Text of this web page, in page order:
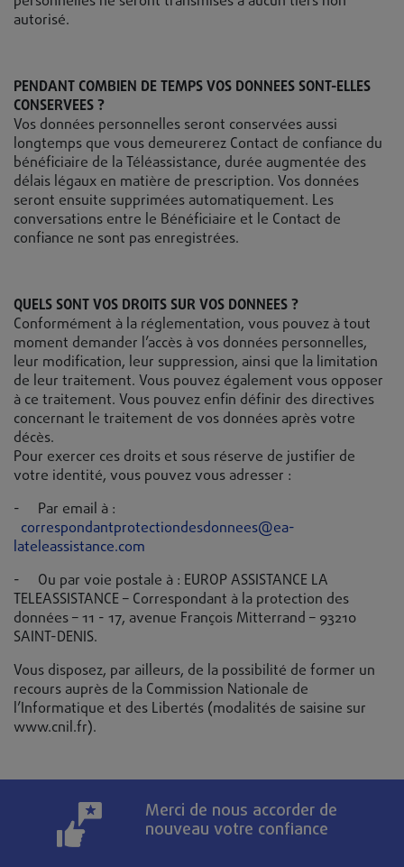
autorisé.
PENDANT COMBIEN DE TEMPS VOS DONNEES SONT-ELLES
CONSERVEES ?
Vos données personnelles seront conservées aussi
longtemps que vous demeurerez Contact de confiance du
bénéficiaire de la Téléassistance, durée augmentée des
délais légaux en matière de prescription. Vos données
seront ensuite supprimées automatiquement. Les
conversations entre le Bénéficiaire et le Contact de
confiance ne sont pas enregistrées.
QUELS SONT VOS DROITS SUR VOS DONNEES ?
Conformément à la réglementation, vous pouvez à tout
moment demander l’accès à vos données personnelles,
leur modification, leur suppression, ainsi que la limitation
de leur traitement. Vous pouvez également vous opposer
à ce traitement. Vous pouvez enfin définir des directives
concernant le traitement de vos données après votre
décès.
Pour exercer ces droits et sous réserve de justifier de
votre identité, vous pouvez vous adresser :
- Par email à :
correspondantprotectiondesdonnees@ea-
lateleassistance.com
- Ou par voie postale à : EUROP ASSISTANCE LA
TELEASSISTANCE – Correspondant à la protection des
données – 11 - 17, avenue François Mitterrand – 93210
SAINT-DENIS.
Vous disposez, par ailleurs, de la possibilité de former un
recours auprès de la Commission Nationale de
l’Informatique et des Libertés (modalités de saisine sur
www.cnil.fr).
Merci de nous accorder de
nouveau votre confiance